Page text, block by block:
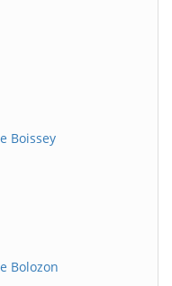
Boissey
Bolozon